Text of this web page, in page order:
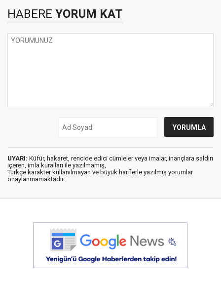
HABERE YORUM KAT
UYARI: Küfür, hakaret, rencide edici cümleler veya imalar, inançlara saldırı
içeren, imla kuralları ile yazılmamış,
Türkçe karakter kullanılmayan ve büyük harflerle yazılmış yorumlar
onaylanmamaktadır.